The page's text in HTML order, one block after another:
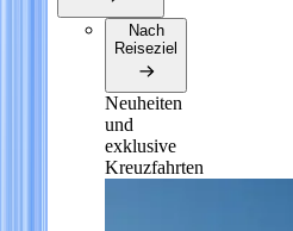
Nach
Reiseziel
Neuheiten
und
exklusive
Kreuzfahrten